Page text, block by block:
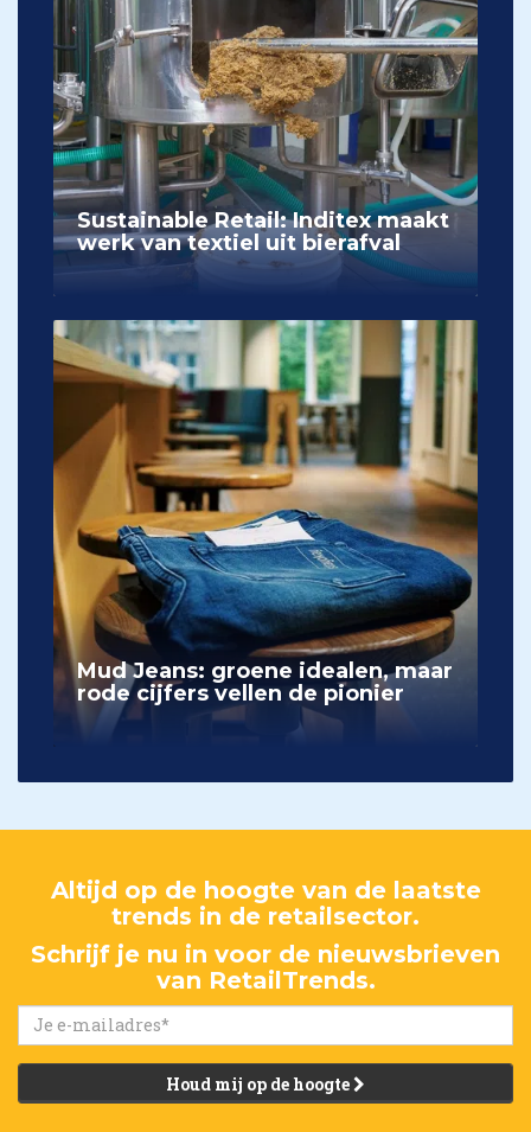
Sustainable Retail: Inditex maakt
werk van textiel uit bierafval
Mud Jeans: groene idealen, maar
rode cijfers vellen de pionier
Altijd op de hoogte van de laatste
trends in de retailsector.
Schrijf je nu in voor de nieuwsbrieven
van RetailTrends.
Houd mij op de hoogte